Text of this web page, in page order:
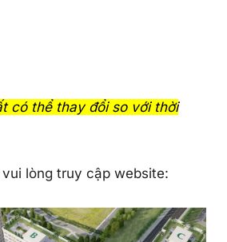
có thể thay đổi so với thời
lòng truy cập website: